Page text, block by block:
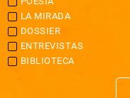
LA MIRADA
DOSSIER
ENTREVISTAS
BIBLIOTECA